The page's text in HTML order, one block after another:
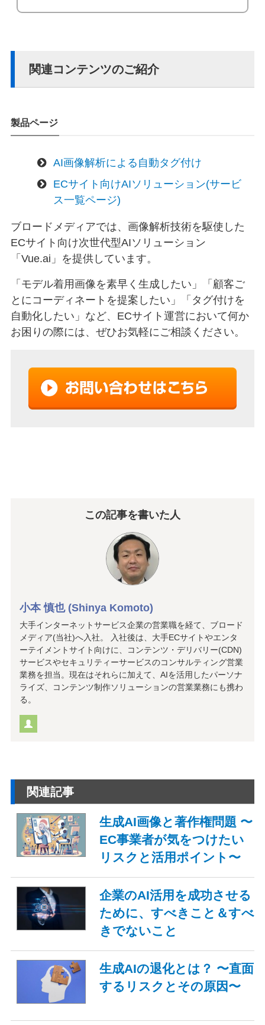
関連コンテンツのご紹介
製品ページ
AI画像解析による自動タグ付け
ECサイト向けAIソリューション(サービ
ス一覧ページ)
ブロードメディアでは、画像解析技術を駆使した
ECサイト向け次世代型AIソリューション
「Vue.ai」を提供しています。
「モデル着用画像を素早く生成したい」「顧客ご
とにコーディネートを提案したい」「タグ付けを
自動化したい」など、ECサイト運営において何か
お困りの際には、ぜひお気軽にご相談ください。
この記事を書いた人
小本 慎也 (Shinya Komoto)
大手インターネットサービス企業の営業職を経て、ブロード
メディア(当社)へ入社。 入社後は、大手ECサイトやエンタ
ーテイメントサイト向けに、コンテンツ・デリバリー(CDN)
サービスやセキュリティーサービスのコンサルティング営業
業務を担当。現在はそれらに加えて、AIを活用したパーソナ
ライズ、コンテンツ制作ソリューションの営業業務にも携わ
る。
関連記事
生成AI画像と著作権問題 〜
EC事業者が気をつけたい
リスクと活用ポイント〜
企業のAI活用を成功させる
ために、すべきこと＆すべ
きでないこと
生成AIの退化とは？ 〜直面
するリスクとその原因〜